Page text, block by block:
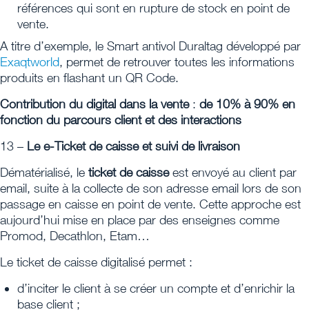
références qui sont en rupture de stock en point de
vente.
A titre d’exemple, le Smart antivol Duraltag développé par
Exaqtworld, permet de retrouver toutes les informations
produits en flashant un QR Code.
Contribution du digital dans la vente: de 10% à 90% en
fonction du parcours client et des interactions
13 – Le e-Ticket de caisse et suivi de livraison
Dématérialisé, le ticket de caisseest envoyé au client par
email, suite à la collecte de son adresse email lors de son
passage en caisse en point de vente. Cette approche est
aujourd’hui mise en place par des enseignes comme
Promod, Decathlon, Etam…
Le ticket de caisse digitalisé permet :
d’inciter le client à se créer un compte et d’enrichir la
base client ;